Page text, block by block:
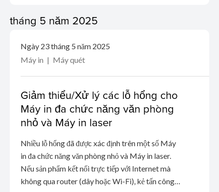
tháng 5 năm 2025
Ngày 23 tháng 5 năm 2025
Máy in
Máy quét
Giảm thiểu/Xử lý các lỗ hổng cho
Máy in đa chức năng văn phòng
nhỏ và Máy in laser
Nhiều lỗ hổng đã được xác định trên một số Máy
in đa chức năng văn phòng nhỏ và Máy in laser.
Nếu sản phẩm kết nối trực tiếp với Internet mà
không qua router (dây hoặc Wi-Fi), kẻ tấn công